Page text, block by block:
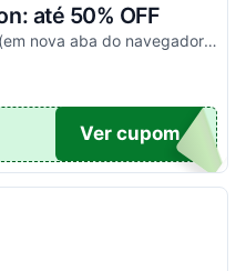
até 50% OFF
Pegue para ser redirecionado (em nova aba do navegador) e acesse todos os cupons disponíveis da Amazon Brasil. Aproveite para economizar nesse link. Corra e garanta já o seu descon...
TICO
Ver cupom